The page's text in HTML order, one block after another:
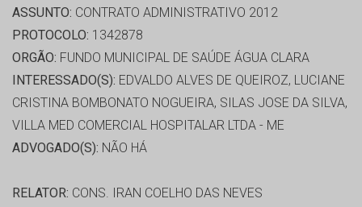
ASSUNTO: CONTRATO ADMINISTRATIVO 2012
PROTOCOLO: 1342878
ORGÃO: FUNDO MUNICIPAL DE SAÚDE ÁGUA CLARA
INTERESSADO(S): EDVALDO ALVES DE QUEIROZ, LUCIANE
CRISTINA BOMBONATO NOGUEIRA, SILAS JOSE DA SILVA,
VILLA MED COMERCIAL HOSPITALAR LTDA - ME
ADVOGADO(S): NÃO HÁ
RELATOR: CONS. IRAN COELHO DAS NEVES